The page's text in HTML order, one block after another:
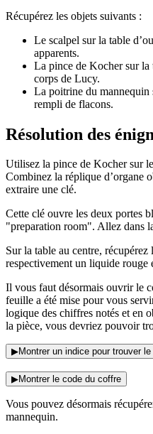
Récupérez les objets suivants :
Le scalpel sur la table
apparents.
La pince de Kocher sur la
corps de Lucy.
La poitrine du mannequin
rempli de flacons.
Résolution des
Utilisez la pince de Kocher sur
Combinez la réplique d’organe
extraire une clé.
Cette clé ouvre les deux portes
"preparation room". Allez dans
Sur la table au centre,
respectivement un liquide rouge
Il vous faut désormais ouvrir le
feuille a été mise pour vous
logique des chiffres notés et en
la pièce, vous devriez pouvoir
▶Montrer un indice pour trouver
▶Montrer le code du coffre
Vous pouvez désormais
mannequin.